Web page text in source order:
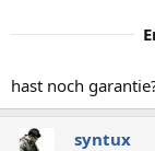
hast noch
syntux